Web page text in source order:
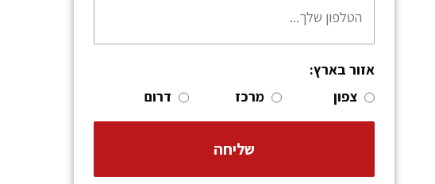
אזור בארץ:
צפון
מרכז דרום